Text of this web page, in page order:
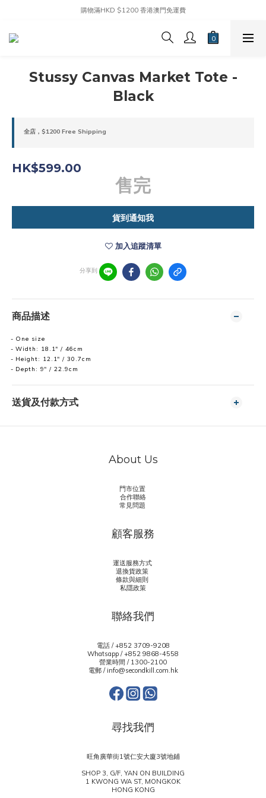
購物滿HKD $1200 香港澳門免運費
Stussy Canvas Market Tote -
Black
全店，$1200 Free Shipping
HK$599.00
售完
貨到通知我
加入追蹤清單
分享到
商品描述
One size
Width: 18.1" / 46cm
Height: 12.1" / 30.7cm
Depth: 9" / 22.9cm
送貨及付款方式
About Us
門市位置
合作聯絡
常見問題
顧客服務
運送服務方式
退換貨政策
條款與細則
私隱政策
聯絡我們
電話 / +852 3709-9208
Whatsapp /+852 9868-4558
營業時間 / 1300-2100
電郵 / info@secondkill.com.hk
尋找我們
旺角廣華街1號仁安大廈3號地鋪
SHOP 3, G/F, YAN ON BUILDING
1 KWONG WA ST, MONGKOK
HONG KONG